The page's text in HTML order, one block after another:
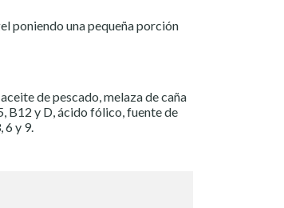
poniendo una pequeña porción
de pescado, melaza de caña
B12 y D, ácido fólico, fuente de
6 y 9.